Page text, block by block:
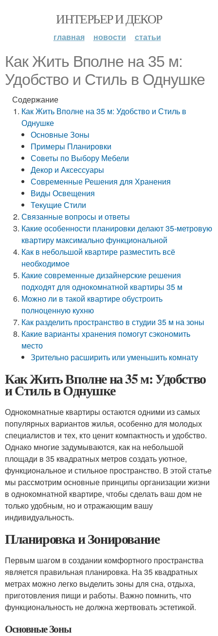
ИНТЕРЬЕР И ДЕКОР
главная новости статьи
Как Жить Вполне на 35 м:
Удобство и Стиль в Однушке
Содержание
Как Жить Вполне на 35 м: Удобство и Стиль в
Однушке
Основные Зоны
Примеры Планировки
Советы по Выбору Мебели
Декор и Аксессуары
Современные Решения для Хранения
Виды Освещения
Текущие Стили
Связанные вопросы и ответы
Какие особенности планировки делают 35-метровую
квартиру максимально функциональной
Как в небольшой квартире разместить всё
необходимое
Какие современные дизайнерские решения
подходят для однокомнатной квартиры 35 м
Можно ли в такой квартире обустроить
полноценную кухню
Как разделить пространство в студии 35 м на зоны
Какие варианты хранения помогут сэкономить
место
Зрительно расширить или уменьшить комнату
Как Жить Вполне на 35 м: Удобство
и Стиль в Однушке
Однокомнатные квартиры остаются одними из самых
популярных вариантов жилья, особенно для молодых
специалистов и тех, кто ценит компактность и удобство.
Однако многие задумываются, как на небольшой
площади в 35 квадратных метров создать уютное,
функциональное и стильное пространство. В этой статье
мы рассмотрим основные принципы организации жизни
в однокомнатной квартире, чтобы сделать ваш дом не
только удобным, но и отражающим вашу
индивидуальность.
Планировка и Зонирование
Первым шагом в создании комфортного пространства
является правильная планировка. На 35 квадратных
метрах можно легко выделить зоны для сна, отдыха,
приготовления пищи и работы. Важно помнить, что
функциональность не должна жертвовать эстетикой.
Основные Зоны